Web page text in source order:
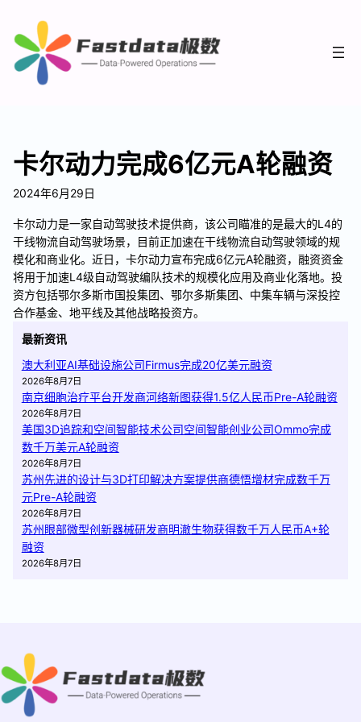
卡尔动力完成6亿元A轮融资
2024年6月29日
卡尔动力是一家自动驾驶技术提供商，该公司瞄准的是最大的L4的
干线物流自动驾驶场景，目前正加速在干线物流自动驾驶领域的规
模化和商业化。近日，卡尔动力宣布完成6亿元A轮融资，融资资金
将用于加速L4级自动驾驶编队技术的规模化应用及商业化落地。投
资方包括鄂尔多斯市国投集团、鄂尔多斯集团、中集车辆与深投控
合作基金、地平线及其他战略投资方。
最新资讯
澳大利亚AI基础设施公司Firmus完成20亿美元融资
2026年8月7日
南京细胞治疗平台开发商河络新图获得1.5亿人民币Pre-A轮融资
2026年8月7日
美国3D追踪和空间智能技术公司空间智能创业公司Ommo完成
数千万美元A轮融资
2026年8月7日
苏州先进的设计与3D打印解决方案提供商德悟增材完成数千万
元Pre-A轮融资
2026年8月7日
苏州眼部微型创新器械研发商明澈生物获得数千万人民币A+轮
融资
2026年8月7日